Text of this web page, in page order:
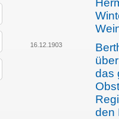
16.12.1903
das
den